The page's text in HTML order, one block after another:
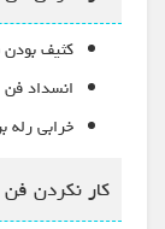
کثیف
انسداد فن
خرابی رله
کار نکردن